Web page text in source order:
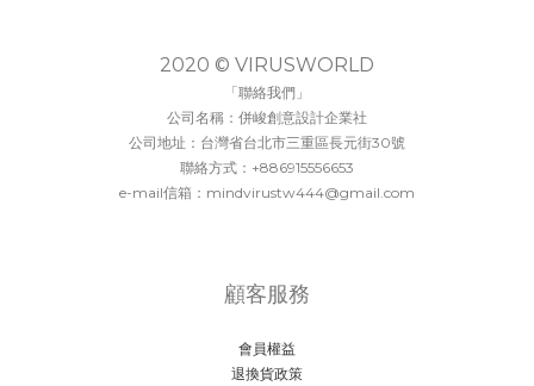
2020 © VIRUSWORLD
「聯絡我們」
公司名稱：併峻創意設計企業社
公司地址：台灣省台北市三重區長元街30號
聯絡方式：+886915556653
e-mail信箱：mindvirustw444@gmail.com
顧客服務
會員權益
退換貨政策